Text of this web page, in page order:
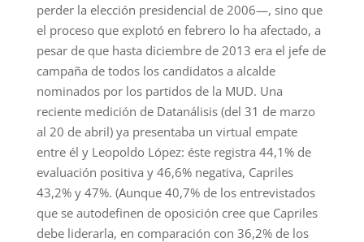
perder la elección presidencial de 2006—, sino que
el proceso que explotó en febrero lo ha afectado, a
pesar de que hasta diciembre de 2013 era el jefe de
campaña de todos los candidatos a alcalde
nominados por los partidos de la MUD. Una
reciente medición de Datanálisis (del 31 de marzo
al 20 de abril) ya presentaba un virtual empate
entre él y Leopoldo López: éste registra 44,1% de
evaluación positiva y 46,6% negativa, Capriles
43,2% y 47%. (Aunque 40,7% de los entrevistados
que se autodefinen de oposición cree que Capriles
debe liderarla, en comparación con 36,2% de los